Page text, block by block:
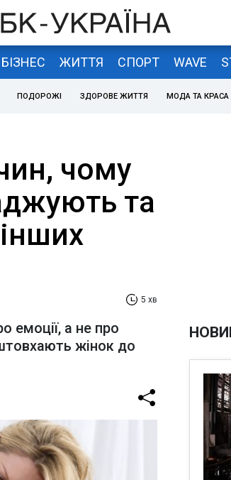
БІЗНЕС ЖИТТЯ СПОРТ WAVE
ПОДОРОЖІ ЗДОРОВЕ ЖИТТЯ МОДА ТА КРАСА
чому
та
5 хв
емоції, а не про
жінок до